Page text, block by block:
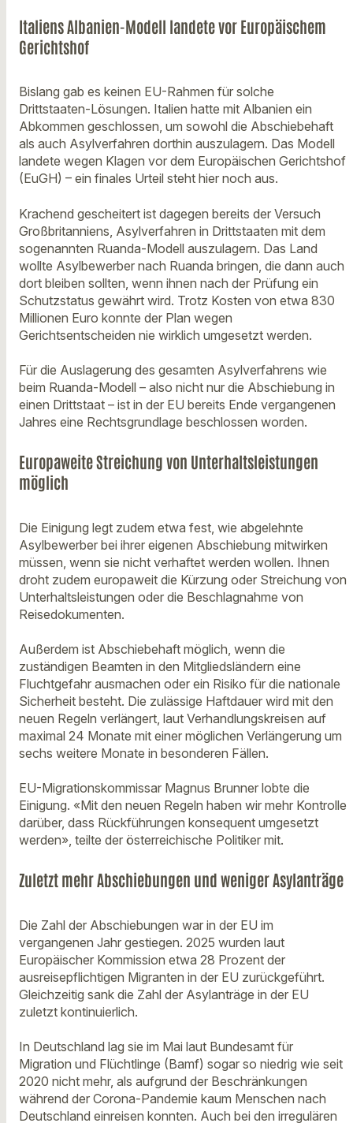
Italiens Albanien-Modell landete vor Europäischem
Gerichtshof
Bislang gab es keinen EU-Rahmen für solche
Drittstaaten-Lösungen. Italien hatte mit Albanien ein
Abkommen geschlossen, um sowohl die Abschiebehaft
als auch Asylverfahren dorthin auszulagern. Das Modell
landete wegen Klagen vor dem Europäischen Gerichtshof
(EuGH) – ein finales Urteil steht hier noch aus.
Krachend gescheitert ist dagegen bereits der Versuch
Großbritanniens, Asylverfahren in Drittstaaten mit dem
sogenannten Ruanda-Modell auszulagern. Das Land
wollte Asylbewerber nach Ruanda bringen, die dann auch
dort bleiben sollten, wenn ihnen nach der Prüfung ein
Schutzstatus gewährt wird. Trotz Kosten von etwa 830
Millionen Euro konnte der Plan wegen
Gerichtsentscheiden nie wirklich umgesetzt werden.
Für die Auslagerung des gesamten Asylverfahrens wie
beim Ruanda-Modell – also nicht nur die Abschiebung in
einen Drittstaat – ist in der EU bereits Ende vergangenen
Jahres eine Rechtsgrundlage beschlossen worden.
Europaweite Streichung von Unterhaltsleistungen
möglich
Die Einigung legt zudem etwa fest, wie abgelehnte
Asylbewerber bei ihrer eigenen Abschiebung mitwirken
müssen, wenn sie nicht verhaftet werden wollen. Ihnen
droht zudem europaweit die Kürzung oder Streichung von
Unterhaltsleistungen oder die Beschlagnahme von
Reisedokumenten.
Außerdem ist Abschiebehaft möglich, wenn die
zuständigen Beamten in den Mitgliedsländern eine
Fluchtgefahr ausmachen oder ein Risiko für die nationale
Sicherheit besteht. Die zulässige Haftdauer wird mit den
neuen Regeln verlängert, laut Verhandlungskreisen auf
maximal 24 Monate mit einer möglichen Verlängerung um
sechs weitere Monate in besonderen Fällen.
EU-Migrationskommissar Magnus Brunner lobte die
Einigung. «Mit den neuen Regeln haben wir mehr Kontrolle
darüber, dass Rückführungen konsequent umgesetzt
werden», teilte der österreichische Politiker mit.
Zuletzt mehr Abschiebungen und weniger Asylanträge
Die Zahl der Abschiebungen war in der EU im
vergangenen Jahr gestiegen. 2025 wurden laut
Europäischer Kommission etwa 28 Prozent der
ausreisepflichtigen Migranten in der EU zurückgeführt.
Gleichzeitig sank die Zahl der Asylanträge in der EU
zuletzt kontinuierlich.
In Deutschland lag sie im Mai laut Bundesamt für
Migration und Flüchtlinge (Bamf) sogar so niedrig wie seit
2020 nicht mehr, als aufgrund der Beschränkungen
während der Corona-Pandemie kaum Menschen nach
Deutschland einreisen konnten. Auch bei den irregulären